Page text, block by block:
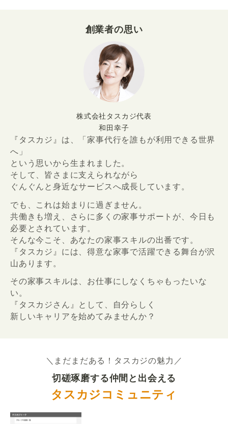
創業者の思い
株式会社タスカジ代表
和田幸子
『タスカジ』は、「家事代行を誰もが利用できる世界
へ」
という思いから生まれました。
そして、皆さまに支えられながら
ぐんぐんと身近なサービスへ成長しています。
でも、これは始まりに過ぎません。
共働きも増え、さらに多くの家事サポートが、今日も
必要とされています。
そんな今こそ、あなたの家事スキルの出番です。
『タスカジ』には、得意な家事で活躍できる舞台が沢
山あります。
その家事スキルは、お仕事にしなくちゃもったいな
い。
『タスカジさん』として、自分らしく
新しいキャリアを始めてみませんか？
＼まだまだある！タスカジの魅力／
切磋琢磨する仲間と出会える
タスカジコミュニティ